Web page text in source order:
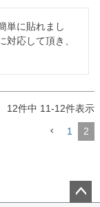
単に貼れまし
応して頂き、
12件中 11-12件表示
1 2